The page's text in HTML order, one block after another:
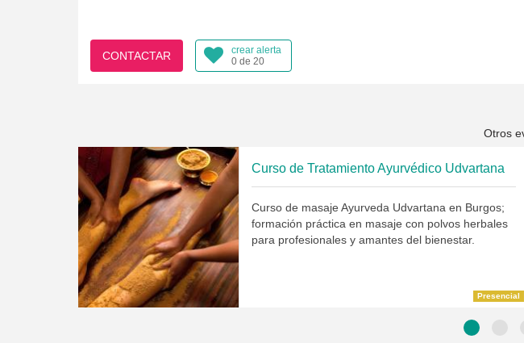
CONTACTAR
crear alerta
0 de 20
Otros
Curso de Tratamiento Ayurvédico Udvartana
Curso de masaje Ayurveda Udvartana en Burgos;
formación práctica en masaje con polvos herbales
para profesionales y amantes del bienestar.
Presencial